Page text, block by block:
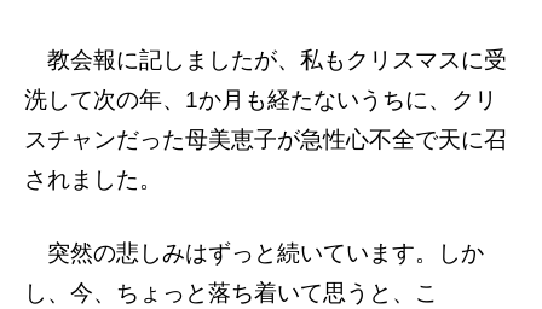
教会報に記しましたが、私もクリスマスに受
洗して次の年、1か月も経たないうちに、クリ
スチャンだった母美恵子が急性心不全で天に召
されました。
突然の悲しみはずっと続いています。
しか
し、今、ちょっと落ち着いて思うと、こ